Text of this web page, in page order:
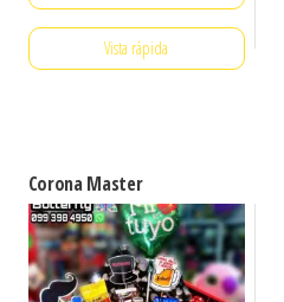
Vista rápida
Corona Master